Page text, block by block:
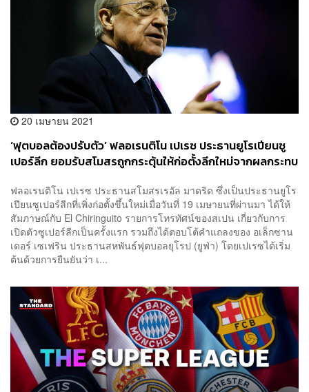
20 เมษายน 2021
‘ฟุตบอลต้องปรับตัว’ ฟลอเรนติโน เปเรซ ประธานยูโรเปียนซู
เปอร์ลีก ยอมรับสโมสรถูกกระตุ้นให้ก่อตั้งลีกใหม่จากผลกระทบ
ฟลอเรนติโน เปเรซ ประธานสโมสรเรอัล มาดริด ซึ่งเป็นประธานยูโร
เปียนซูเปอร์ลีกที่เพิ่งก่อตั้งขึ้นใหม่เมื่อวันที่ 19 เมษายนที่ผ่านมา ได้ให้
สัมภาษณ์กับ El Chiringuito รายการโทรทัศน์ของสเปน เกี่ยวกับการ
เปิดตัวซูเปอร์ลีกเป็นครั้งแรก รวมถึงได้ตอบโต้คำแถลงของ อเล็กซาน
เดอร์ เซเฟริน ประธานสหพันธ์ฟุตบอลยุโรป (ยูฟ่า) โดยเปเรซได้เริ่ม
ต้นด้วยการยืนยันว่า เ...